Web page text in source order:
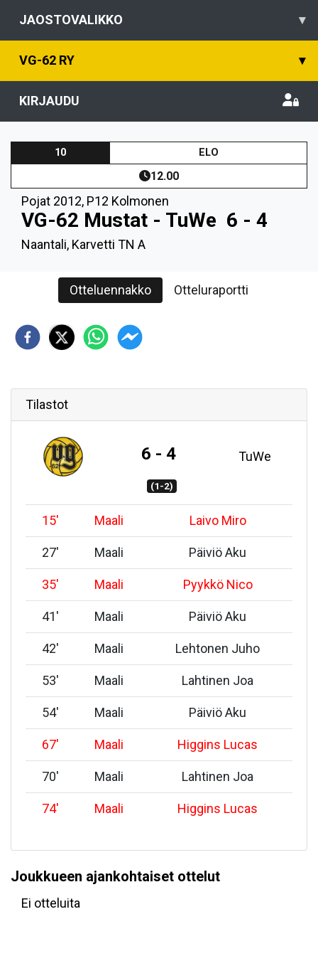
JAOSTOVALIKKO ▾
VG-62 RY ▾
KIRJAUDU
10 ELO
12.00
Pojat 2012, P12 Kolmonen
VG-62 Mustat - TuWe 6 - 4
Naantali, Karvetti TN A
Otteluennakko Otteluraportti
Tilastot
6 - 4 TuWe
(1-2)
15' Maali Laivo Miro
27' Maali Päiviö Aku
35' Maali Pyykkö Nico
41' Maali Päiviö Aku
42' Maali Lehtonen Juho
53' Maali Lahtinen Joa
54' Maali Päiviö Aku
67' Maali Higgins Lucas
70' Maali Lahtinen Joa
74' Maali Higgins Lucas
Joukkueen ajankohtaiset ottelut
Ei otteluita